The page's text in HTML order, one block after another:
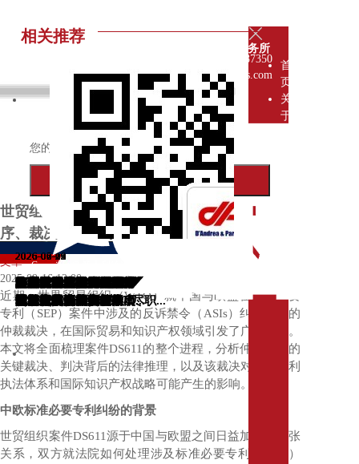
首
页
关
于
世贸组织对中国与欧盟专利纠纷的裁决：程
序、裁决结果及对中国的影响
文章
2025-09-16 12:00
近期，世界贸易组织（WTO）就中国与欧盟在标准必要
专利（ SEP）案件中涉及的反诉禁令（ ASIs）纠纷作出的
仲裁裁决，在国际贸易和知识产权领域引发了广泛关注。
本文将全面梳理案件DS611 的整个进程，分析仲裁小组的
关键裁决、判决背后的法律推理，以及该裁决对中国专利
执法体系和国际知识产权战略可能产生的影响。
中欧标准必要专利纠纷的背景
世贸组织案件DS611源于中国与欧盟之间日益加剧的紧张
关系，双方就法院如何处理涉及标准必要专利（
）
相关推荐
埃塞俄比亚投资机遇：并购、合资与
本地开展合作
2026-08-05
在新加坡布局制造:跨国企业为何将区
域业务落地新加坡
2026-07-31
埃塞俄比亚2026：非洲外商直接投资
的新门户
2026-07-31
哈萨克斯坦黄金签证：外国投资者申
请前应了解的事项
2026-07-31
中国对中亚投资：趋势转向与新兴机
遇
2026-07-31
布局埃塞俄比亚市场：意大利和中国
投资者的法律实务指南
2026-07-24
胡志明市内务局发布关于2026年7月5
日前提交202...
2026-07-21
薪酬透明度:企业将面临哪些变化
2026-07-21
阿联酋的并购与外商直接投资
（FDI）：法律框架、尽职...
2026-07-21
超龄劳动者权益保障新规解读： 企业
超龄用工合规责任的...
2026-07-21
路易威登诉茉莉奶白案：中国法院就
饮料行业商标侵权作出...
2026-07-20
薪酬透明度:企业将面临哪些变化
2026-07-13
基础设施与物流瓶颈：外国投资者进
入越南前须了解的事项
2026-06-25
2026年埃塞俄比亚营商指南：国际投
资者战略性法律与...
2026-06-25
纵观全球，迪拜正全速前行
2026-06-16
中国出台对外投资新规：强化跨境交
易的合规边界
2026-06-09
印度网络游戏产业的法律格局
2026-06-02
人工智能与解雇:意大利与中国之比较
2026-05-29
赛道轰鸣与规则边界：张雪机车的冠
军征途和商业启示录
2026-05-29
迪拜：2026年全球动荡中的韧性增长
引擎
2026-05-19
德恩瑞律师事务所
021-62187350
info@dandreapartners.com
您的邮箱
提交
Copyright © 意大利德恩瑞律师事务所驻上海代表处 版权所有